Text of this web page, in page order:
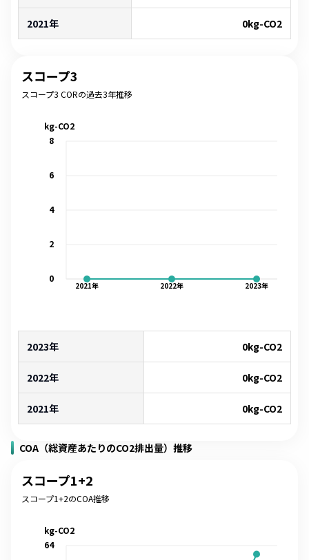
2021年 0kg-CO2
スコープ3
スコープ3 CORの過去3年推移
2021年 2022年 2023年
0
2
4
6
8
kg-CO2
2023年 0kg-CO2
2022年 0kg-CO2
2021年 0kg-CO2
COA（総資産あたりのCO2排出量）推移
スコープ1+2
スコープ1+2のCOA推移
64
kg-CO2